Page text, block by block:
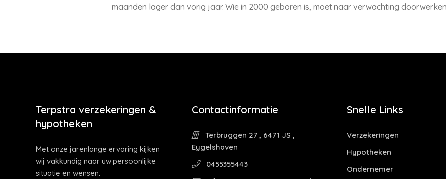
maanden lager dan vorig jaar. Wie in 2000 geboren is, moet naar verwachting
Terpstra verzekeringen &
hypotheken
Met onze jarenlange ervaring kijken
wij vakkundig naar uw persoonlijke
situatie en wensen.
Contactinformatie
Terbruggen 27 , 6471 JS ,
Eygelshoven
0455355443
Snelle Links
Verzekeringen
Hypotheken
Ondernemer